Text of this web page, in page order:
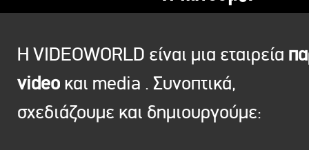
Η VIDEOWORLD είναι μια εταιρεία
video και media . Συνοπτικά,
σχεδιάζουμε και δημιουργούμε: